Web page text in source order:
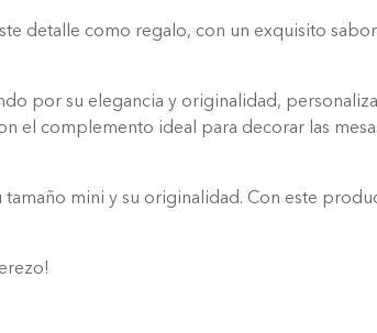
detalle como regalo, con un exquisito
por su elegancia y originalidad,
el complemento ideal para decorar las
mini y su originalidad. Con este